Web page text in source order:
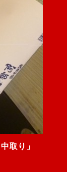
取り」